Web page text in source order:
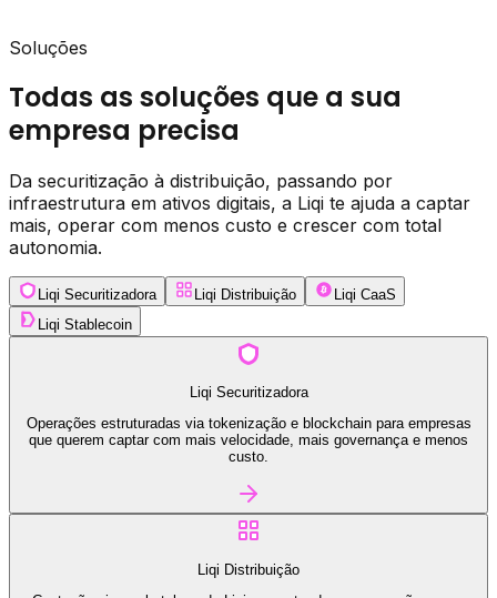
Soluções
Todas as soluções que a sua
empresa precisa
Da securitização à distribuição, passando por
infraestrutura em ativos digitais, a Liqi te ajuda a captar
mais, operar com menos custo e crescer com total
autonomia.
Liqi Securitizadora Liqi Distribuição
Liqi CaaS
Liqi Stablecoin
Liqi Securitizadora
Operações estruturadas via tokenização e blockchain para empresas
que querem captar com mais velocidade, mais governança e menos
custo.
Liqi Distribuição